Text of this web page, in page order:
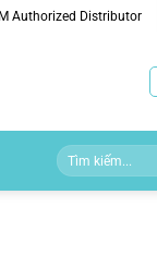
Authorized Distributor
Tìm
kiếm: